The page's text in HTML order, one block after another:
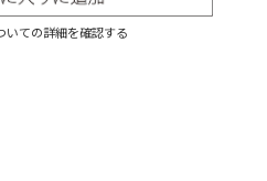
いての詳細を確認する